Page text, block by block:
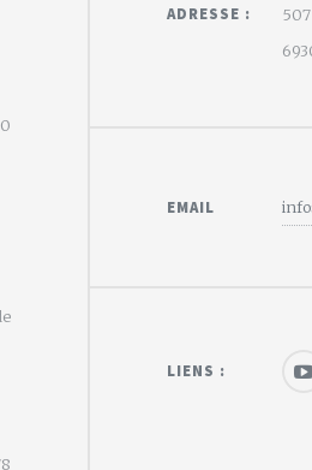
ADRESSE :
EMAIL
LIENS :